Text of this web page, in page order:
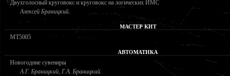
Двухголосный круговокс и круговокс на логических ИМС
Алексей Браницкий.
МАСТЕР КИТ
MT5005
АВТОМАТИКА
Новогодние сувениры
А.Г. Браницкий, Г.А. Браницкий.